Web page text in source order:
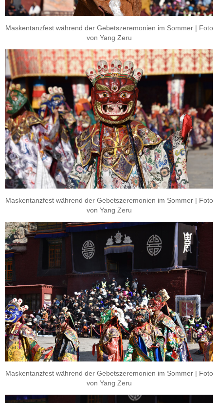
Maskentanzfest während der Gebetszeremonien im Sommer | Foto
von Yang Zeru
Maskentanzfest während der Gebetszeremonien im Sommer | Foto
von Yang Zeru
Maskentanzfest während der Gebetszeremonien im Sommer | Foto
von Yang Zeru